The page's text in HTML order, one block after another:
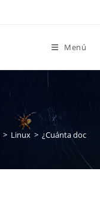
Menú
> Linux > ¿Cuánta